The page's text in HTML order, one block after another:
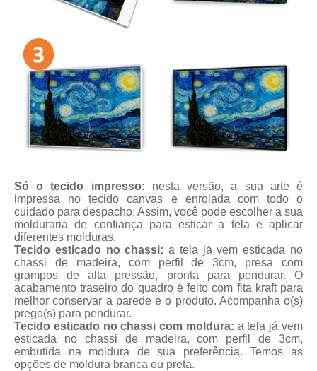
Só o tecido impresso: nesta versão, a sua arte é
impressa no tecido canvas e enrolada com todo o
cuidado para despacho. Assim, você pode escolher a sua
molduraria de confiança para esticar a tela e aplicar
diferentes molduras.
Tecido esticado no chassi: a tela já vem esticada no
chassi de madeira, com perfil de 3cm, presa com
grampos de alta pressão, pronta para pendurar. O
acabamento traseiro do quadro é feito com fita kraft para
melhor conservar a parede e o produto. Acompanha o(s)
prego(s) para pendurar.
Tecido esticado no chassi com moldura: a tela já vem
esticada no chassi de madeira, com perfil de 3cm,
embutida na moldura de sua preferência. Temos as
opções de moldura branca ou preta.